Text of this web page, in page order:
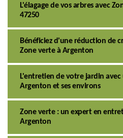
L'élagage de vos arbres avec
47250
Bénéficiez d'une réduction de
Zone verte à Argenton
L'entretien de votre jardin
Argenton et ses environs
Zone verte : un expert en
Argenton